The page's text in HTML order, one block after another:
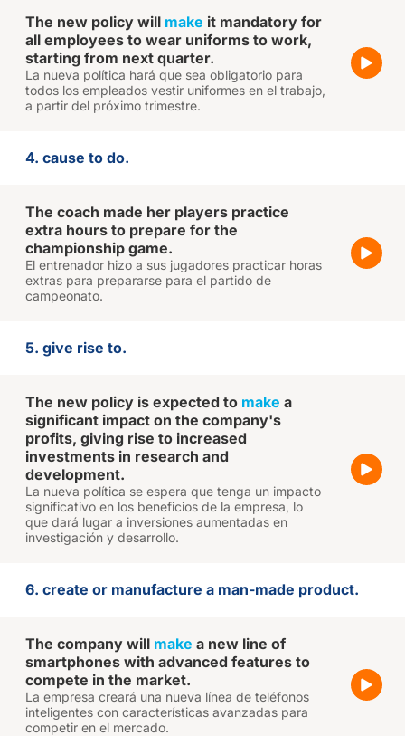
The new policy will make it mandatory for
all employees to wear uniforms to work,
starting from next quarter.
La nueva política hará que sea obligatorio para
todos los empleados vestir uniformes en el trabajo,
a partir del próximo trimestre.
4. cause to do.
The coach made her players practice
extra hours to prepare for the
championship game.
El entrenador hizo a sus jugadores practicar horas
extras para prepararse para el partido de
campeonato.
5. give rise to.
The new policy is expected to make a
significant impact on the company's
profits, giving rise to increased
investments in research and
development.
La nueva política se espera que tenga un impacto
significativo en los beneficios de la empresa, lo
que dará lugar a inversiones aumentadas en
investigación y desarrollo.
6. create or manufacture a man-made product.
The company will make a new line of
smartphones with advanced features to
compete in the market.
La empresa creará una nueva línea de teléfonos
inteligentes con características avanzadas para
competir en el mercado.